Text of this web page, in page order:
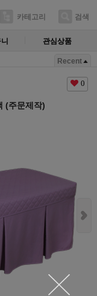
카테고리 검색
관심상품
Recent
0
(주문제작)